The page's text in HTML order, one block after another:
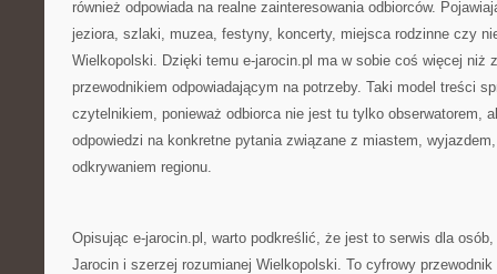
również odpowiada na realne zainteresowania odbiorców.
jeziora, szlaki, muzea, festyny, koncerty, miejsca rodzinne czy
Wielkopolski. Dzięki temu e-jarocin.pl ma w sobie coś więcej niż
przewodnikiem odpowiadającym na potrzeby. Taki model treści
czytelnikiem, ponieważ odbiorca nie jest tu tylko obserwatorem,
odpowiedzi na konkretne pytania związane z miastem,
odkrywaniem regionu.
Opisując e-jarocin.pl, warto podkreślić, że jest to serwis dla
Jarocin i szerzej rozumianej Wielkopolski. To cyfrowy